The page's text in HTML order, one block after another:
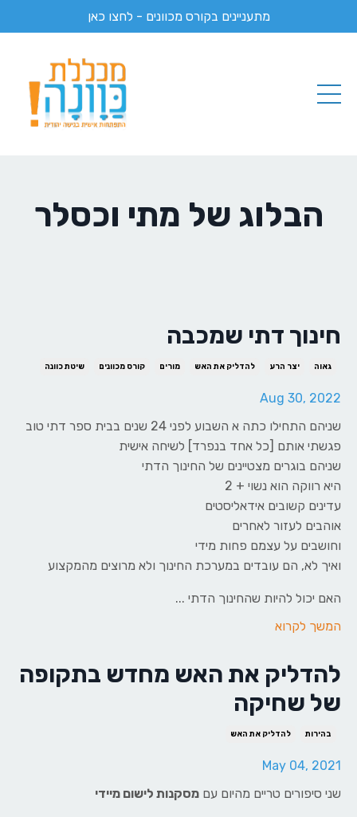
מתעניינים בקורס מכוונים - לחצו כאן
הבלוג של מתי וכסלר
חינוך דתי שמכבה
גאוה יצר הרע להדליק את האש מורים קורס מכוונים שיטת כוונה
Aug 30, 2022
שניהם התחילו כתה א השבוע לפני 24 שנים בבית ספר דתי טוב
פגשתי אותם [כל אחד בנפרד] לשיחה אישית
שניהם בוגרים מצטיינים של החינוך הדתי
היא רווקה הוא נשוי + 2
עדינים קשובים אידאליסטים
אוהבים לעזור לאחרים
וחושבים על עצמם פחות מידי
ואיך לא, הם עובדים במערכת החינוך ולא מרוצים מהמקצוע
האם יכול להיות שהחינוך הדתי ...
המשך לקרוא
להדליק את האש מחדש בתקופה
של שחיקה
בהירות להדליק את האש
May 04, 2021
שני סיפורים טריים מהיום עם מסקנות לישום מיידי